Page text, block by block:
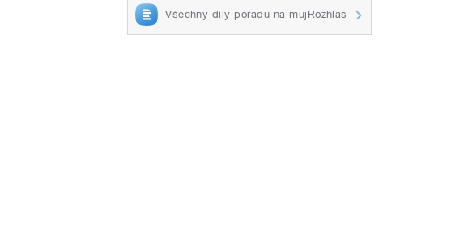
Všechny díly pořadu na mujRozhlas